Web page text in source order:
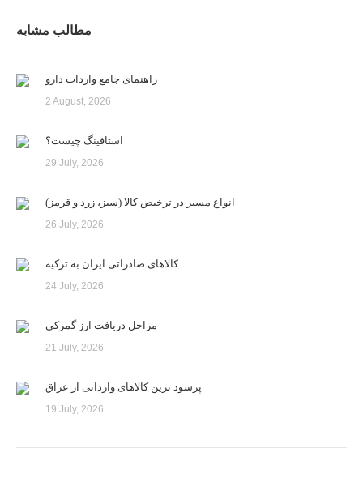
مطالب مشابه
راهنمای جامع واردات دارو
2 August, 2026
استافینگ چیست؟
29 July, 2026
انواع مسیر در ترخیص کالا (سبز، زرد و قرمز)
26 July, 2026
کالاهای صادراتی ایران به ترکیه
24 July, 2026
مراحل دریافت ارز گمرکی
21 July, 2026
پرسود ترین کالاهای وارداتی از عراق
19 July, 2026